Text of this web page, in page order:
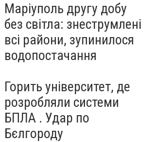
Маріуполь другу добу
без світла: знеструмлені
всі райони, зупинилося
водопостачання
Горить університет, де
розробляли системи
БПЛА . Удар по
Бєлгороду